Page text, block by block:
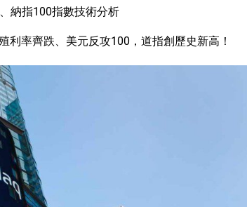
納指100指數技術分析
利率齊跌、美元反攻100，道指創歷史新高！